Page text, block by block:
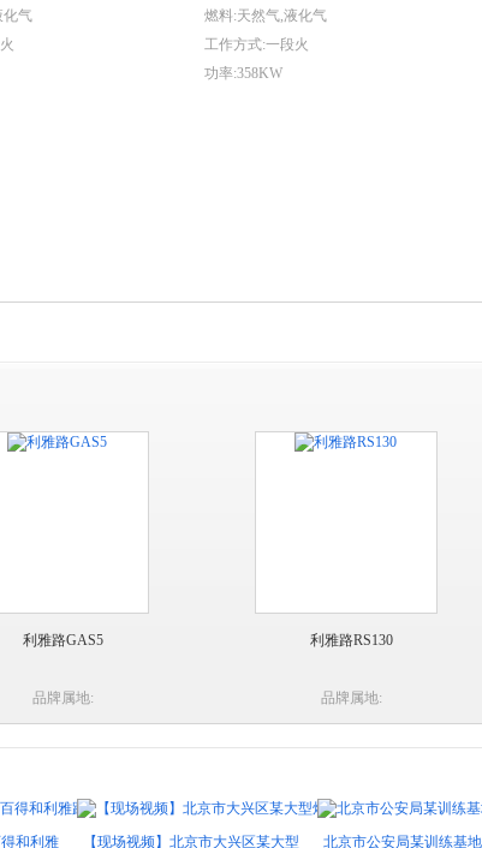
化气
燃料:天然气,液化气
工作方式:一段火
功率:358KW
利雅路GAS5
品牌属地:
利雅路RS130
品牌属地:
【现场视频】北京市大兴区某大型 北京市公安局某训练基地锅炉房两